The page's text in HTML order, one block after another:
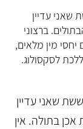
שאני עדיין
ברצוני
מין מלאים,
לסקסולוג.
שאני עדיין
בתולה. אין